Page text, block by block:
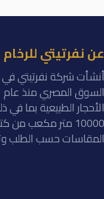
عن نفرتيتي للرخام
الأحجار الطبيعية بما في
المقاسات حسب الطلب